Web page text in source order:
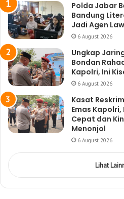
Polda Jabar
Bandung
Jadi Agen
6 August 2026
Ungkap
Bondan
Kapolri, Ini
6 August 2026
Kasat
Emas
Cepat dan
Menonjol
6 August 2026
Lihat